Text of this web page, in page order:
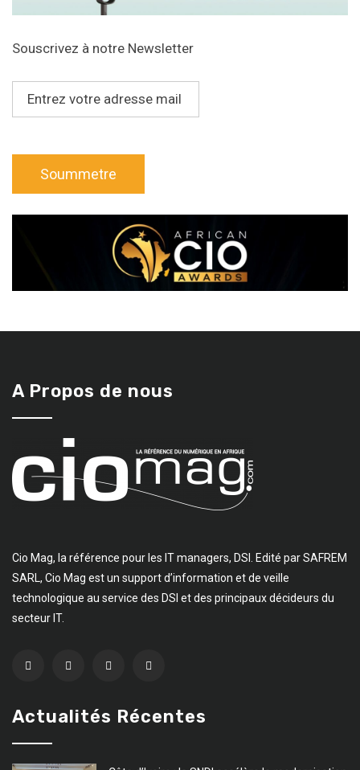
Souscrivez à notre Newsletter
A Propos de nous
Cio Mag, la référence pour les IT managers, DSI. Edité par SAFREM
SARL, Cio Mag est un support d’information et de veille
technologique au service des DSI et des principaux décideurs du
secteur IT.
Actualités Récentes